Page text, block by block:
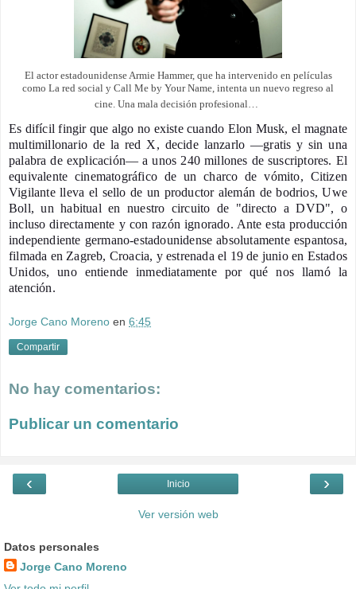
El actor estadounidense Armie Hammer, que ha intervenido en películas
como La red social y Call Me by Your Name, intenta un nuevo regreso al
cine. Una mala decisión profesional…
Es difícil fingir que algo no existe cuando Elon Musk, el magnate
multimillonario de la red X, decide lanzarlo —gratis y sin una
palabra de explicación— a unos 240 millones de suscriptores. El
equivalente cinematográfico de un charco de vómito, Citizen
Vigilante lleva el sello de un productor alemán de bodrios, Uwe
Boll, un habitual en nuestro circuito de "directo a DVD", o
incluso directamente y con razón ignorado. Ante esta producción
independiente germano-estadounidense absolutamente espantosa,
filmada en Zagreb, Croacia, y estrenada el 19 de junio en Estados
Unidos, uno entiende inmediatamente por qué nos llamó la
atención.
Jorge Cano Moreno en 6:45
Compartir
No hay comentarios:
Publicar un comentario
‹ ›
Inicio
Ver versión web
Datos personales
Jorge Cano Moreno